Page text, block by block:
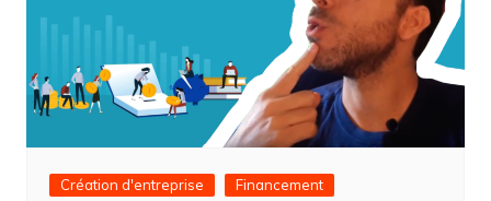
Création d'entreprise Financement